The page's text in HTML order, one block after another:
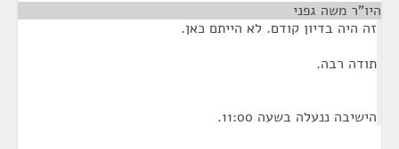
היו"ר משה גפני
זה היה בדיון קודם. לא הייתם כאן.
תודה רבה.
הישיבה ננעלה בשעה 11:00.